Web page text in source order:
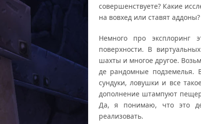
совершенствуете? Какие
на вовхед или ставят аддоны?
Немного про эксплоринг
поверхности. В
шахты и многое другое.
де рандомные подземелья.
сундуки, ловушки и все
дополнение штампуют
Да, я понимаю, что это
реализовать.